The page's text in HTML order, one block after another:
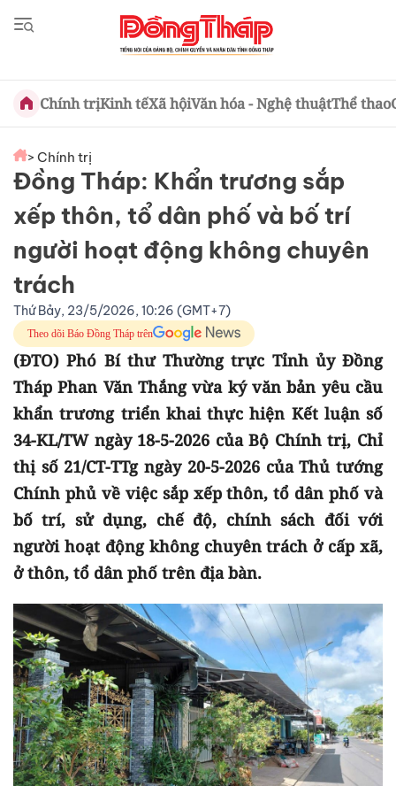
Chính trịKinh tếXã hộiVăn hóa - Nghệ thuậtThể thao
> Chính trị
Đồng Tháp: Khẩn trương sắp
xếp thôn, tổ dân phố và bố trí
người hoạt động không chuyên
trách
Thứ Bảy, 23/5/2026, 10:26 (GMT+7)
Theo dõi Báo Đồng Tháp trên
(ĐTO) Phó Bí thư Thường trực Tỉnh ủy Đồng
Tháp Phan Văn Thắng vừa ký văn bản yêu cầu
khẩn trương triển khai thực hiện Kết luận số
34-KL/TW ngày 18-5-2026 của Bộ Chính trị, Chỉ
thị số 21/CT-TTg ngày 20-5-2026 của Thủ tướng
Chính phủ về việc sắp xếp thôn, tổ dân phố và
bố trí, sử dụng, chế độ, chính sách đối với
người hoạt động không chuyên trách ở cấp xã,
ở thôn, tổ dân phố trên địa bàn.